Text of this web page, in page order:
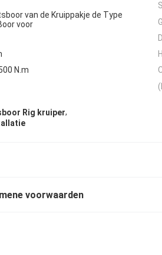
van de Kruippakje de Type
voor
N.m
Rig kruiper,
voorwaarden